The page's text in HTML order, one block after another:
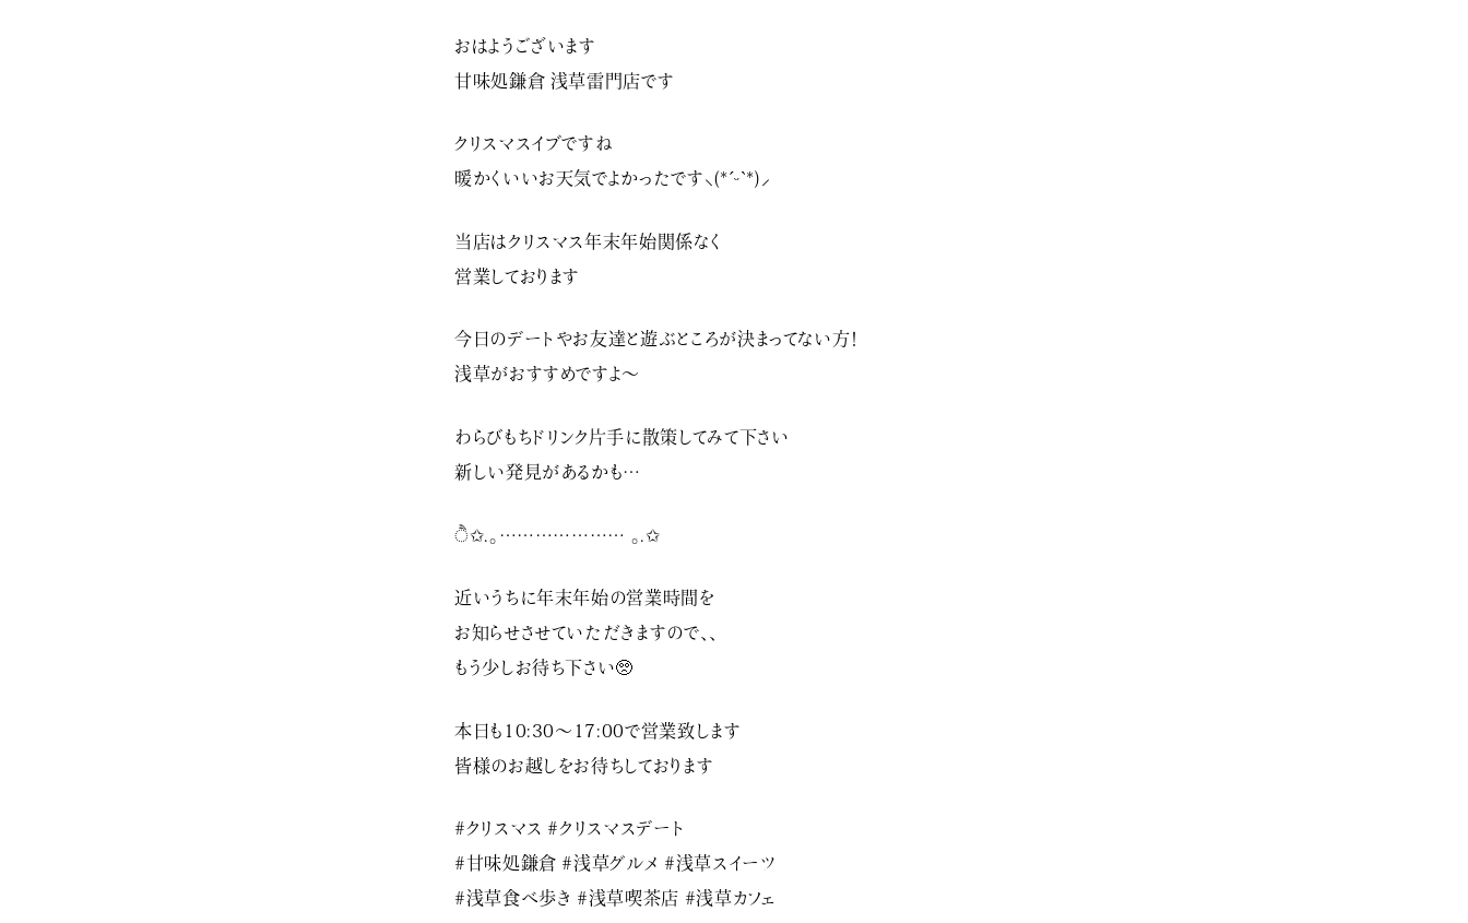
おはようございます
甘味処鎌倉 浅草雷門店です
クリスマスイブですね
暖かくいいお天気でよかったです⸜(*ˊᵕˋ*)⸝‬
当店はクリスマス年末年始関係なく
営業しております️
今日のデートやお友達と遊ぶところが決まってない方！
浅草がおすすめですよ〜️
わらびもちドリンク片手に散策してみて下さい
新しい発見があるかも…
ੈ✩.｡………………… ｡.✩
近いうちに年末年始の営業時間を
お知らせさせていただきますので、、
もう少しお待ち下さい🥺
本日も10:30〜17:00で営業致します
皆様のお越しをお待ちしております️‍
#クリスマス #クリスマスデート
#甘味処鎌倉 #浅草グルメ #浅草スイーツ
#浅草食べ歩き #浅草喫茶店 #浅草カフェ